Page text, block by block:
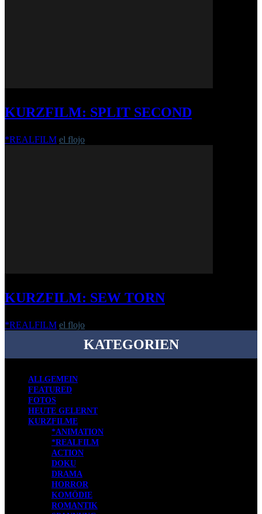
KURZFILM: SPLIT SECOND
*REALFILM el flojo
KURZFILM: SEW TORN
*REALFILM el flojo
KATEGORIEN
ALLGEMEIN
FEATURED
FOTOS
HEUTE GELERNT
KURZFILME
*ANIMATION
*REALFILM
ACTION
DOKU
DRAMA
HORROR
KOMÖDIE
ROMANTIK